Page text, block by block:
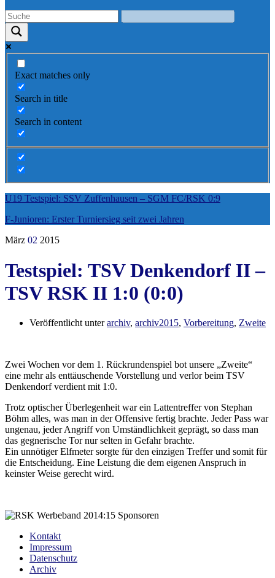
Exact matches only
Search in title
Search in content
U19 Testspiel: SSV Zuffenhausen – SGM FC/RSK 0:9
F-Junioren: Erster Turniersieg seit zwei Jahren
März 02 2015
Testspiel: TSV Denkendorf II –
TSV RSK II 1:0 (0:0)
Veröffentlicht unterarchiv, archiv2015, Vorbereitung, Zweite
Zwei Wochen vor dem 1. Rückrundenspiel bot unsere „Zweite“
eine mehr als enttäuschende Vorstellung und verlor beim TSV
Denkendorf verdient mit 1:0.
Trotz optischer Überlegenheit war ein Lattentreffer von Stephan
Böhm alles, was man in der Offensive fertig brachte. Jeder Pass war
ungenau, jeder Angriff von Umständlichkeit geprägt, so dass man
das gegnerische Tor nur selten in Gefahr brachte.
Ein unnötiger Elfmeter sorgte für den einzigen Treffer und somit für
die Entscheidung. Eine Leistung die dem eigenen Anspruch in
keinster Weise gerecht wird.
Kontakt
Impressum
Datenschutz
Archiv